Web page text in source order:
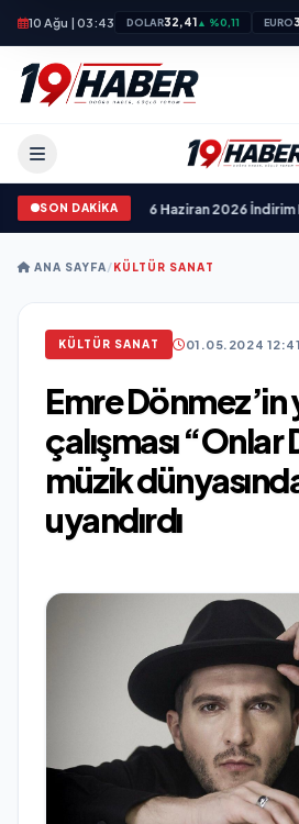
10 Ağu | 03:43 DOLAR32,41▲ %0,11 EURO
SON DAKİKA
Kataloğu•BİM 26 Haziran 2026 İndirim
ANA SAYFA/KÜLTÜR SANAT
KÜLTÜR SANAT 01.05.2024
Emre Dönmez’in
çalışması “Onlar
müzik
uyandırdı